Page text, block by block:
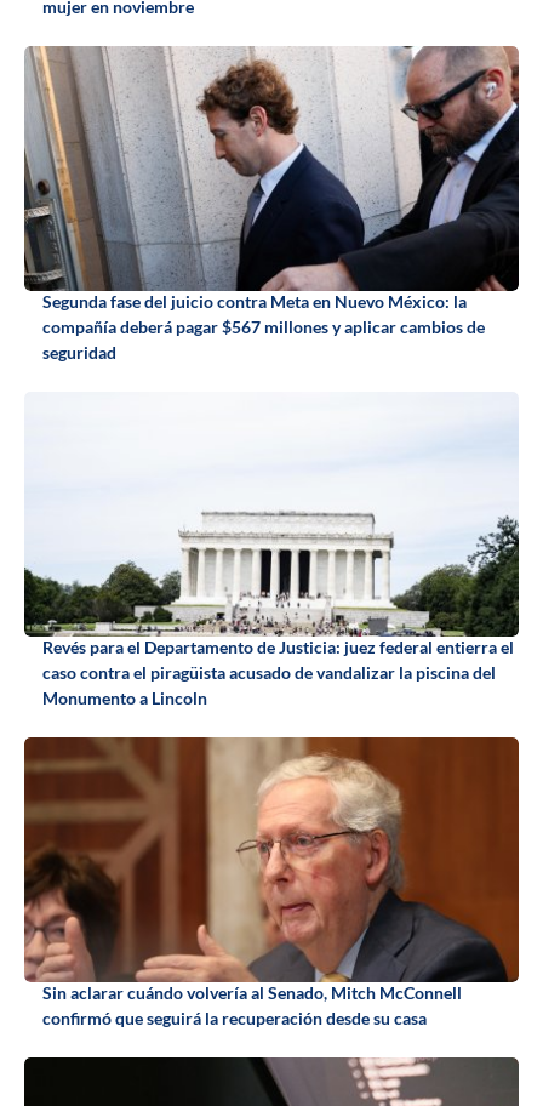
mujer en noviembre
Segunda fase del juicio contra Meta en Nuevo México: la
compañía deberá pagar $567 millones y aplicar cambios de
seguridad
Revés para el Departamento de Justicia: juez federal entierra el
caso contra el piragüista acusado de vandalizar la piscina del
Monumento a Lincoln
Sin aclarar cuándo volvería al Senado, Mitch McConnell
confirmó que seguirá la recuperación desde su casa